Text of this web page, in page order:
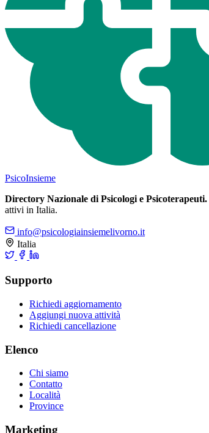
PsicoInsieme
Directory Nazionale di Psicologi e Psicoterapeuti.
attivi in Italia.
info@psicologiainsiemelivorno.it
Italia
Supporto
Richiedi aggiornamento
Aggiungi nuova attività
Richiedi cancellazione
Elenco
Chi siamo
Contatto
Località
Province
Marketing